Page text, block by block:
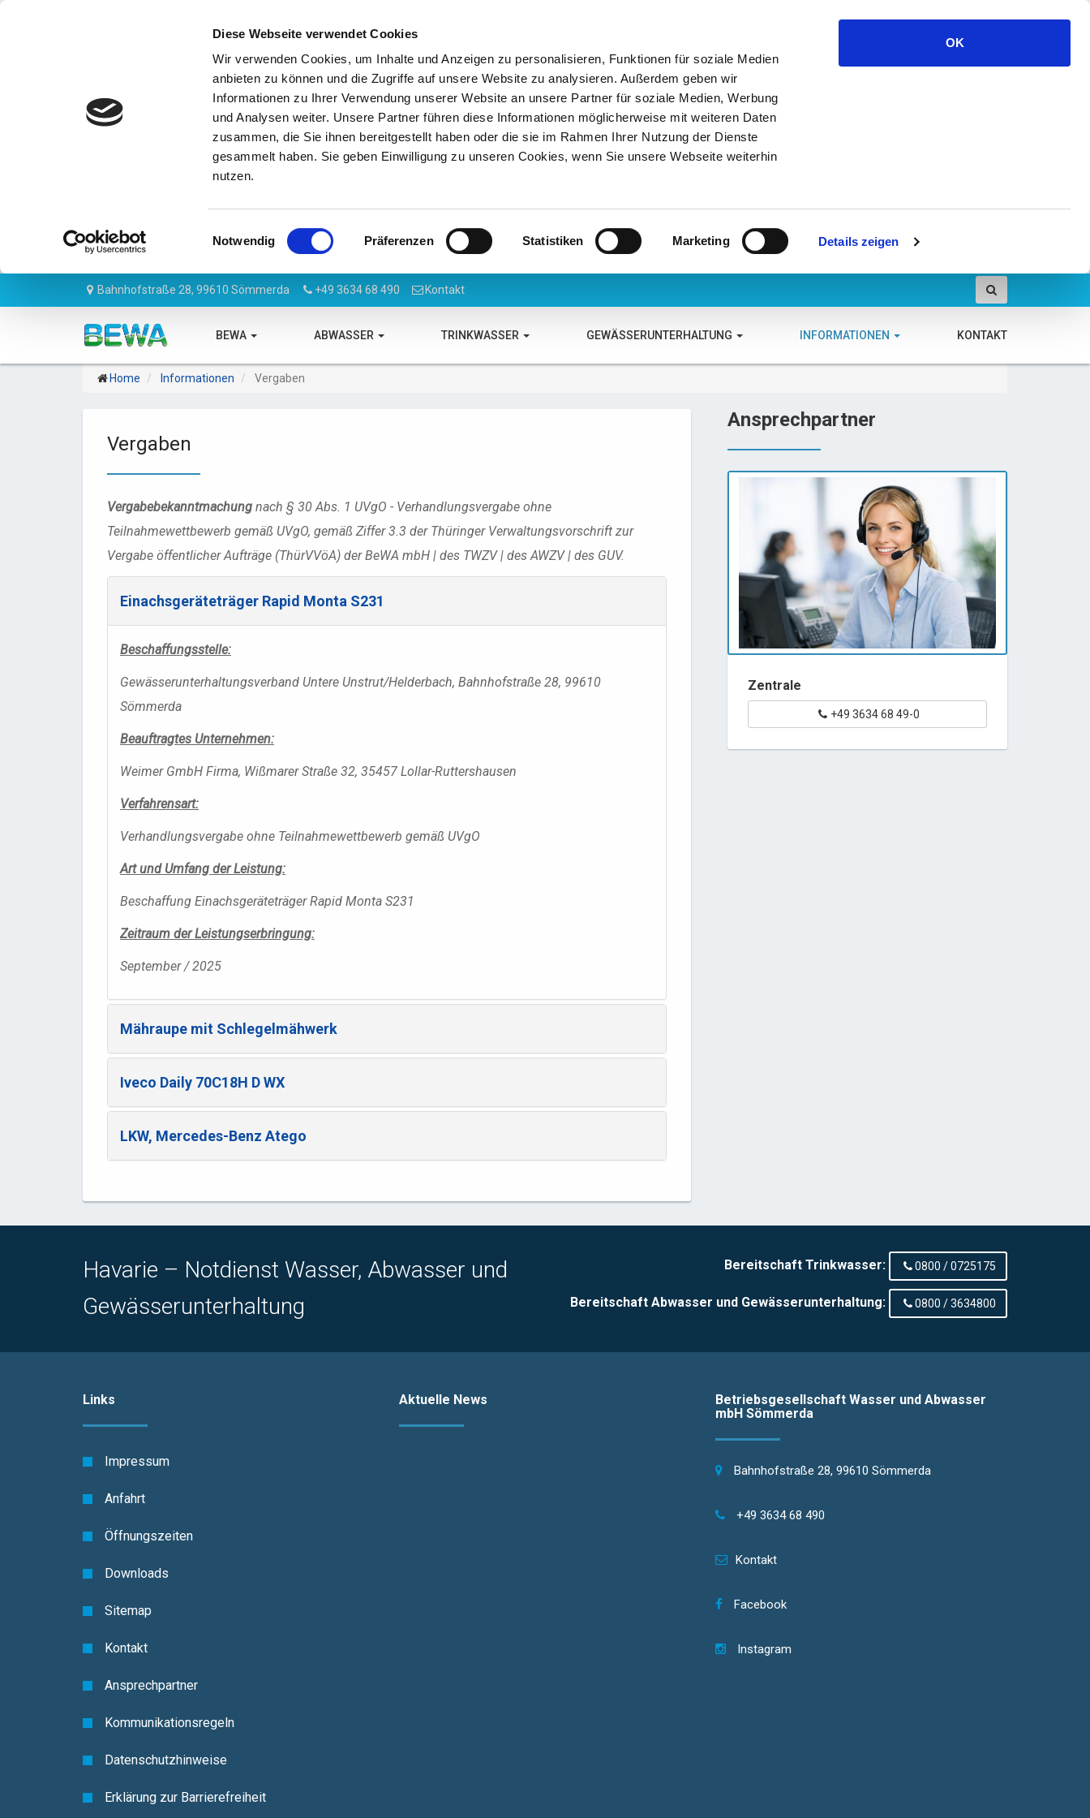
Diese Webseite verwendet Cookies
Wir verwenden Cookies, um Inhalte und Anzeigen zu personalisieren, Funktionen für soziale Medien
anbieten zu können und die Zugriffe auf unsere Website zu analysieren. Außerdem geben wir
Informationen zu Ihrer Verwendung unserer Website an unsere Partner für soziale Medien, Werbung
und Analysen weiter. Unsere Partner führen diese Informationen möglicherweise mit weiteren Daten
zusammen, die Sie ihnen bereitgestellt haben oder die sie im Rahmen Ihrer Nutzung der Dienste
gesammelt haben. Sie geben Einwilligung zu unseren Cookies, wenn Sie unsere Webseite weiterhin
nutzen.
Einwilligungsauswahl
Notwendig Präferenzen Statistiken Marketing Details zeigen
OK
Bahnhofstraße 28, 99610 Sömmerda +49 3634 68 490 Kontakt
BEWA ABWASSER TRINKWASSER GEWÄSSERUNTERHALTUNG INFORMATIONEN KONTAKT
Home Informationen Vergaben
Vergaben
Vergabebekanntmachung nach § 30 Abs. 1 UVgO - Verhandlungsvergabe ohne
Teilnahmewettbewerb gemäß UVgO, gemäß Ziffer 3.3 der Thüringer Verwaltungsvorschrift zur
Vergabe öffentlicher Aufträge (ThürVVöA) der BeWA mbH | des TWZV | des AWZV | des GUV.
Einachsgeräteträger Rapid Monta S231
Beschaffungsstelle:
Gewässerunterhaltungsverband Untere Unstrut/Helderbach, Bahnhofstraße 28, 99610
Sömmerda
Beauftragtes Unternehmen:
Weimer GmbH Firma, Wißmarer Straße 32, 35457 Lollar-Ruttershausen
Verfahrensart:
Verhandlungsvergabe ohne Teilnahmewettbewerb gemäß UVgO
Art und Umfang der Leistung:
Beschaffung Einachsgeräteträger Rapid Monta S231
Zeitraum der Leistungserbringung:
September / 2025
Mähraupe mit Schlegelmähwerk
Iveco Daily 70C18H D WX
LKW, Mercedes-Benz Atego
Ansprechpartner
Zentrale
+49 3634 68 49-0
Havarie – Notdienst Wasser, Abwasser und
Gewässerunterhaltung
Bereitschaft Trinkwasser: 0800 / 0725175
Bereitschaft Abwasser und Gewässerunterhaltung: 0800 / 3634800
Links
Impressum
Anfahrt
Öffnungszeiten
Downloads
Sitemap
Kontakt
Ansprechpartner
Kommunikationsregeln
Datenschutzhinweise
Erklärung zur Barrierefreiheit
Aktuelle News
Betriebsgesellschaft Wasser und Abwasser
mbH Sömmerda
Bahnhofstraße 28, 99610 Sömmerda
+49 3634 68 490
Kontakt
Facebook
Instagram